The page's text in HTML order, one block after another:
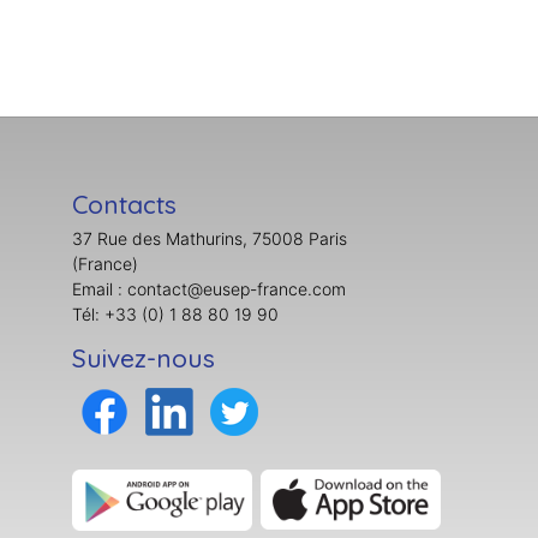
Contacts
37 Rue des Mathurins, 75008 Paris
(France)
Email : contact@eusep-france.com
Tél: +33 (0) 1 88 80 19 90
Suivez-nous